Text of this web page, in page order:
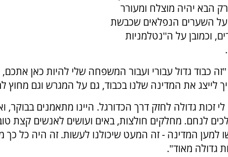
הבא יהיה מוצלח ומעורר
השערים הנפלאים שכבשת
וכמובן על ה''נטלמניות
כבוד גדול עבורי ועבור המשפחה שלי להיות כאן
לייצג את המדינה שלנו בכבוד, גם על המגרש וגם מחוץ
זכות גדולה לחזק דרך הכדורגל. היינו מתאמנים בבוקר,
לנחם. מחלקים חולצות, באים ועושים לאנשים קצת
למען המדינה - זה המעט שיכולנו לעשות. זה היה כל כך
גדולה מאוד".